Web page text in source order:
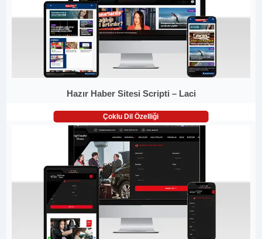
Hazır Haber Sitesi Scripti – Laci
Çoklu Dil Özelliği